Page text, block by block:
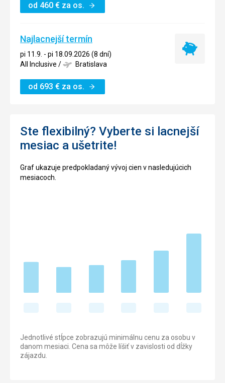
od 460 € za os.
Najlacnejší termín
pi 11.9. - pi 18.09.2026 (8 dní)
All Inclusive / Bratislava
od 693 € za os.
Najlacnejší
Ste flexibilný? Vyberte si lacnejší
mesiac a ušetrite!
Graf ukazuje predpokladaný vývoj cien v nasledujúcich
mesiacoch.
Jednotlivé stĺpce zobrazujú minimálnu cenu za osobu v
danom mesiaci. Cena sa môže líšiť v zavislosti od dĺžky
zájazdu.